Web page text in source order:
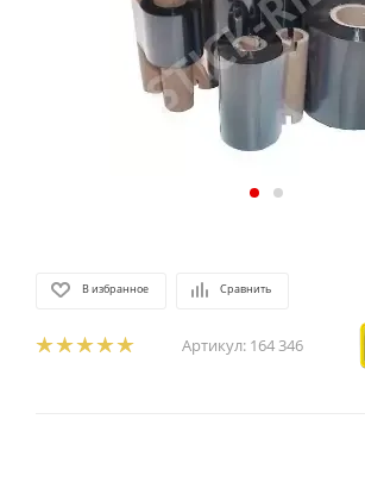
В избранное Сравнить
Артикул: 164 346